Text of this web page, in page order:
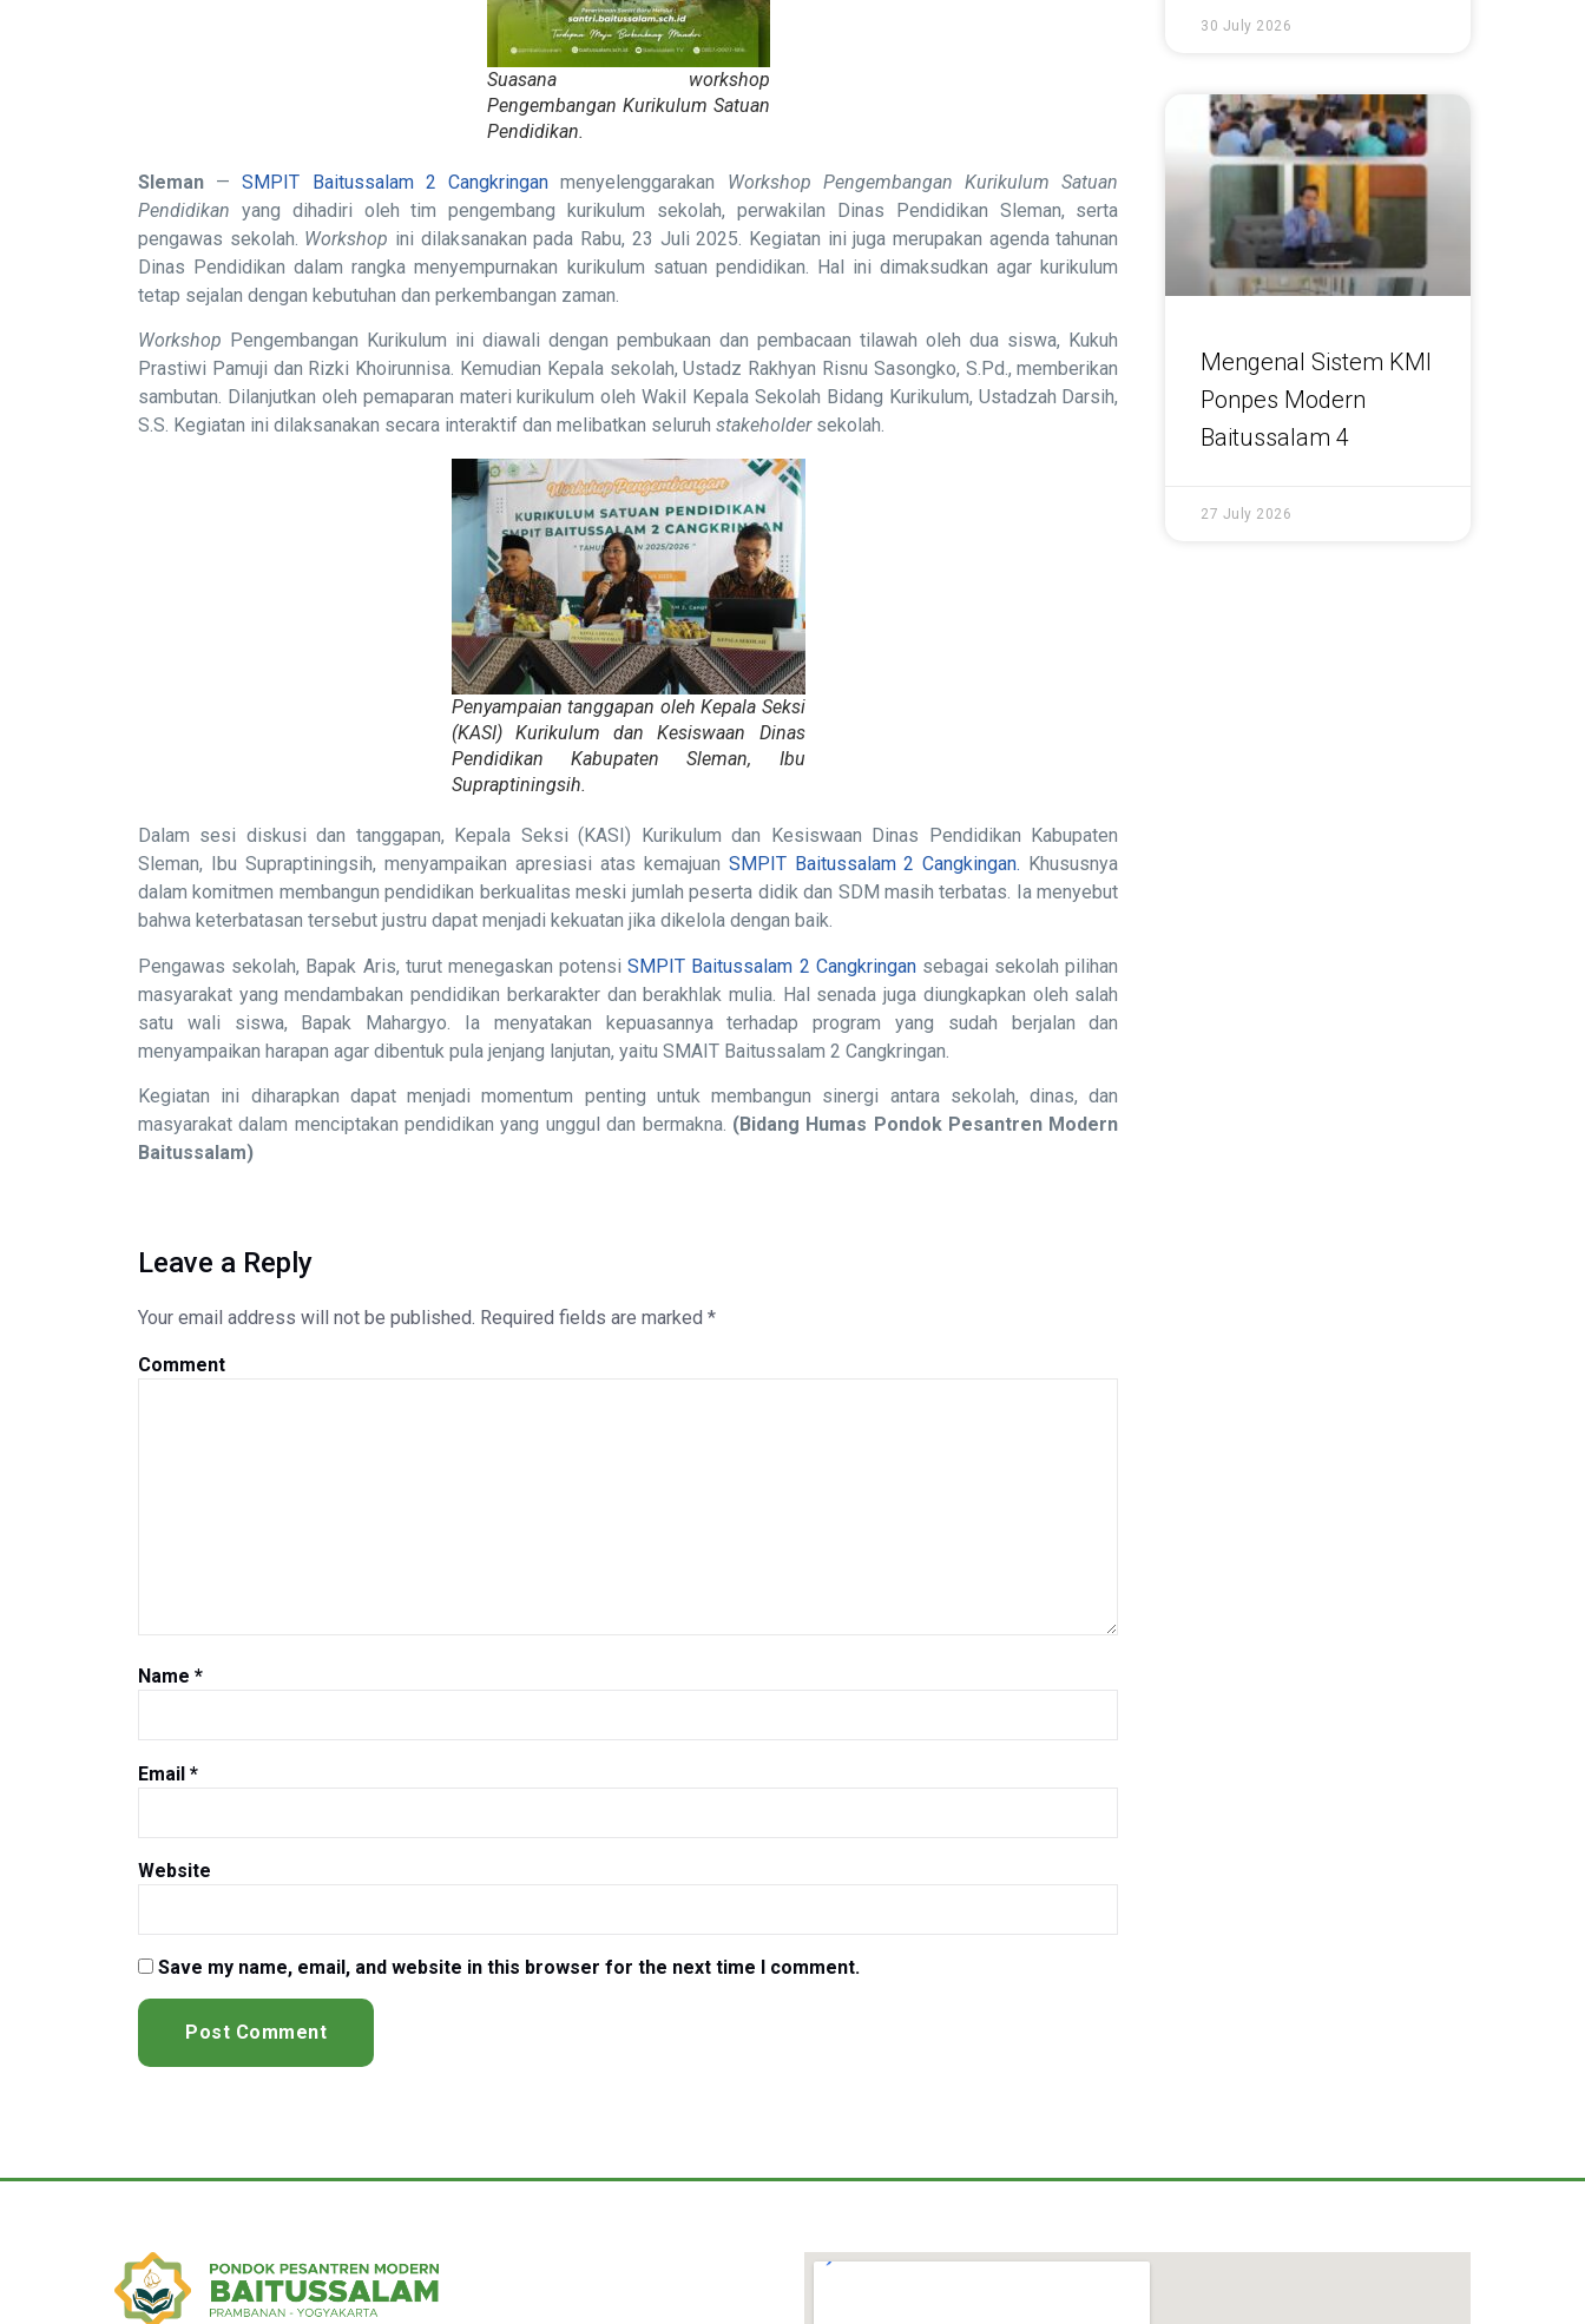
Suasana workshop
Pengembangan Kurikulum Satuan
Pendidikan.
Sleman —SMPIT Baitussalam 2 Cangkringan menyelenggarakan Workshop Pengembangan Kurikulum Satuan
Pendidikan yang dihadiri oleh tim pengembang kurikulum sekolah, perwakilan Dinas Pendidikan Sleman, serta
pengawas sekolah. Workshop ini dilaksanakan pada Rabu, 23 Juli 2025. Kegiatan ini juga merupakan agenda tahunan
Dinas Pendidikan dalam rangka menyempurnakan kurikulum satuan pendidikan. Hal ini dimaksudkan agar kurikulum
tetap sejalan dengan kebutuhan dan perkembangan zaman.
Workshop Pengembangan Kurikulum ini diawali dengan pembukaan dan pembacaan tilawah oleh dua siswa, Kukuh
Prastiwi Pamuji dan Rizki Khoirunnisa. Kemudian Kepala sekolah, Ustadz Rakhyan Risnu Sasongko, S.Pd., memberikan
sambutan. Dilanjutkan oleh pemaparan materi kurikulum oleh Wakil Kepala Sekolah Bidang Kurikulum, Ustadzah Darsih,
S.S. Kegiatan ini dilaksanakan secara interaktif dan melibatkan seluruh stakeholdersekolah.
Penyampaian tanggapan oleh Kepala Seksi
(KASI) Kurikulum dan Kesiswaan Dinas
Pendidikan Kabupaten Sleman, Ibu
Supraptiningsih.
Dalam sesi diskusi dan tanggapan, Kepala Seksi (KASI) Kurikulum dan Kesiswaan Dinas Pendidikan Kabupaten
Sleman, Ibu Supraptiningsih, menyampaikan apresiasi atas kemajuan SMPIT Baitussalam 2 Cangkingan. Khususnya
dalam komitmen membangun pendidikan berkualitas meski jumlah peserta didik dan SDM masih terbatas. Ia menyebut
bahwa keterbatasan tersebut justru dapat menjadi kekuatan jika dikelola dengan baik.
Pengawas sekolah, Bapak Aris, turut menegaskan potensiSMPIT Baitussalam 2 Cangkringansebagai sekolah pilihan
masyarakat yang mendambakan pendidikan berkarakter dan berakhlak mulia. Hal senada juga diungkapkan oleh salah
satu wali siswa, Bapak Mahargyo. Ia menyatakan kepuasannya terhadap program yang sudah berjalan dan
menyampaikan harapan agar dibentuk pula jenjang lanjutan, yaitu SMAIT Baitussalam 2 Cangkringan.
Kegiatan ini diharapkan dapat menjadi momentum penting untuk membangun sinergi antara sekolah, dinas, dan
masyarakat dalam menciptakan pendidikan yang unggul dan bermakna. (Bidang Humas Pondok Pesantren Modern
Baitussalam)
Leave a Reply
Your email address will not be published. Required fields are marked *
Comment
Name *
Email *
Website
Save my name, email, and website in this browser for the next time I comment.
30 July 2026
Mengenal Sistem KMI
Ponpes Modern
Baitussalam 4
27 July 2026